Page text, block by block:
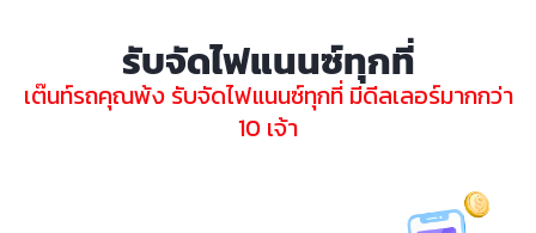
รับจัดไฟแนนซ์ทุกที่
เต๊นท์รถคุณพ้ง รับจัดไฟแนนซ์ทุกที่ มีดีลเลอร์มากกว่า
10 เจ้า